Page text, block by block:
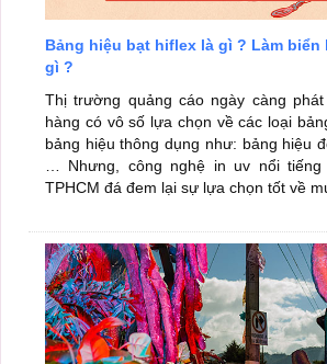
Bảng hiệu bạt hiflex là gì ? Làm
gì ?
Thị trường quảng cáo ngày càng
hàng có vô số lựa chọn về các loại
bảng hiệu thông dụng như: bảng hiệu
… Nhưng, công nghệ in uv nổi
TPHCM đá đem lại sự lựa chọn tốt về